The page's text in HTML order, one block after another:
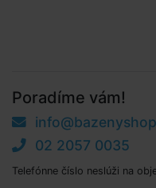
Poradíme vám!
02 2057 0035
Telefónne číslo neslúži na